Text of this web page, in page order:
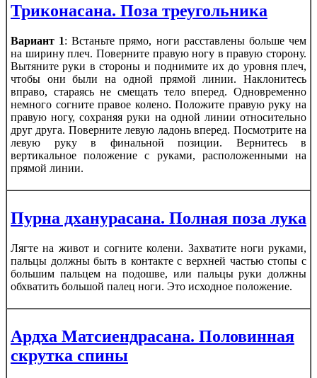
Триконасана. Поза треугольника
Вариант 1: Встаньте прямо, ноги расставлены больше чем
на ширину плеч. Поверните правую ногу в правую сторону.
Вытяните руки в стороны и поднимите их до уровня плеч,
чтобы они были на одной прямой линии. Наклонитесь
вправо, стараясь не смещать тело вперед. Одновременно
немного согните правое колено. Положите правую руку на
правую ногу, сохраняя руки на одной линии относительно
друг друга. Поверните левую ладонь вперед. Посмотрите на
левую руку в финальной позиции. Вернитесь в
вертикальное положение с руками, расположенными на
прямой линии.
Пурна дханурасана. Полная поза лука
Лягте на живот и согните колени. Захватите ноги руками,
пальцы должны быть в контакте с верхней частью стопы с
большим пальцем на подошве, или пальцы руки должны
обхватить большой палец ноги. Это исходное положение.
Ардха Матсиендрасана. Половинная
скрутка спины